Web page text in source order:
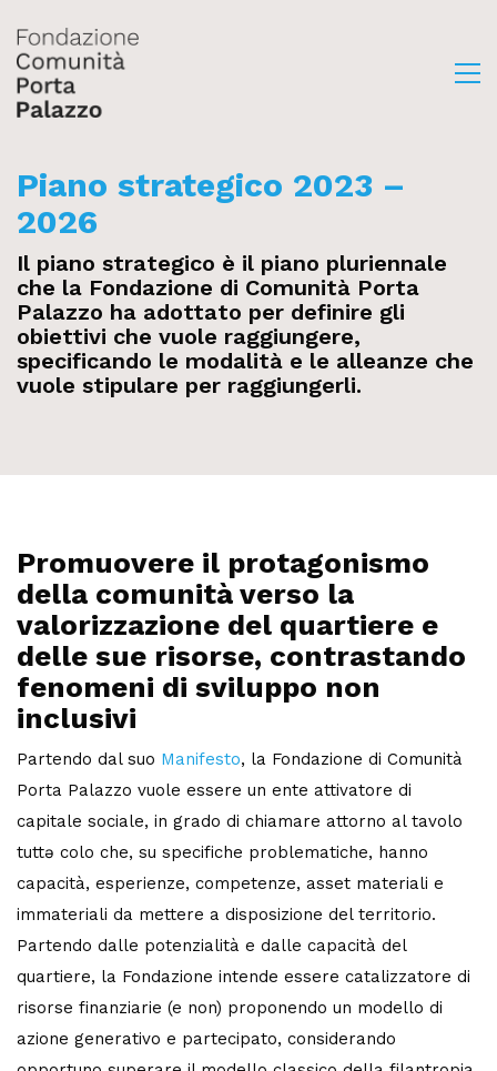
Piano strategico 2023 –
2026
Il piano strategico è il piano pluriennale
che la Fondazione di Comunità Porta
Palazzo ha adottato per definire gli
obiettivi che vuole raggiungere,
specificando le modalità e le alleanze che
vuole stipulare per raggiungerli.
Promuovere il protagonismo
della comunità verso la
valorizzazione del quartiere e
delle sue risorse, contrastando
fenomeni di sviluppo non
inclusivi
Partendo dal suo Manifesto, la Fondazione di Comunità
Porta Palazzo vuole essere un ente attivatore di
capitale sociale, in grado di chiamare attorno al tavolo
tuttə colo che, su specifiche problematiche, hanno
capacità, esperienze, competenze, asset materiali e
immateriali da mettere a disposizione del territorio.
Partendo dalle potenzialità e dalle capacità del
quartiere, la Fondazione intende essere catalizzatore di
risorse finanziarie (e non) proponendo un modello di
azione generativo e partecipato, considerando